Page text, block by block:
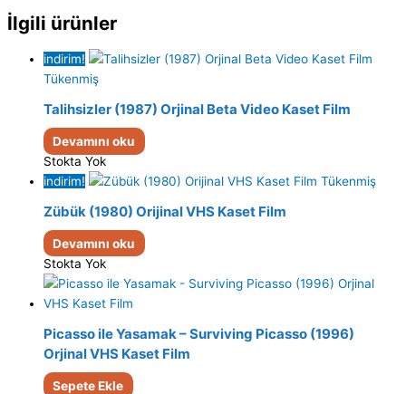
İlgili ürünler
indirim!
Tükenmiş
Talihsizler (1987) Orjinal Beta Video Kaset Film
Devamını oku
Stokta Yok
indirim!
Tükenmiş
Zübük (1980) Orijinal VHS Kaset Film
Devamını oku
Stokta Yok
Picasso ile Yasamak – Surviving Picasso (1996)
Orjinal VHS Kaset Film
Sepete Ekle